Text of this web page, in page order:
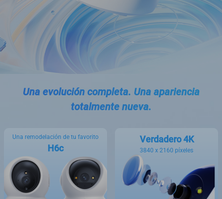
Una evolución completa. Una apariencia
totalmente nueva.
Una remodelación de tu favorito
H6c
Verdadero 4K
3840 x 2160 píxeles